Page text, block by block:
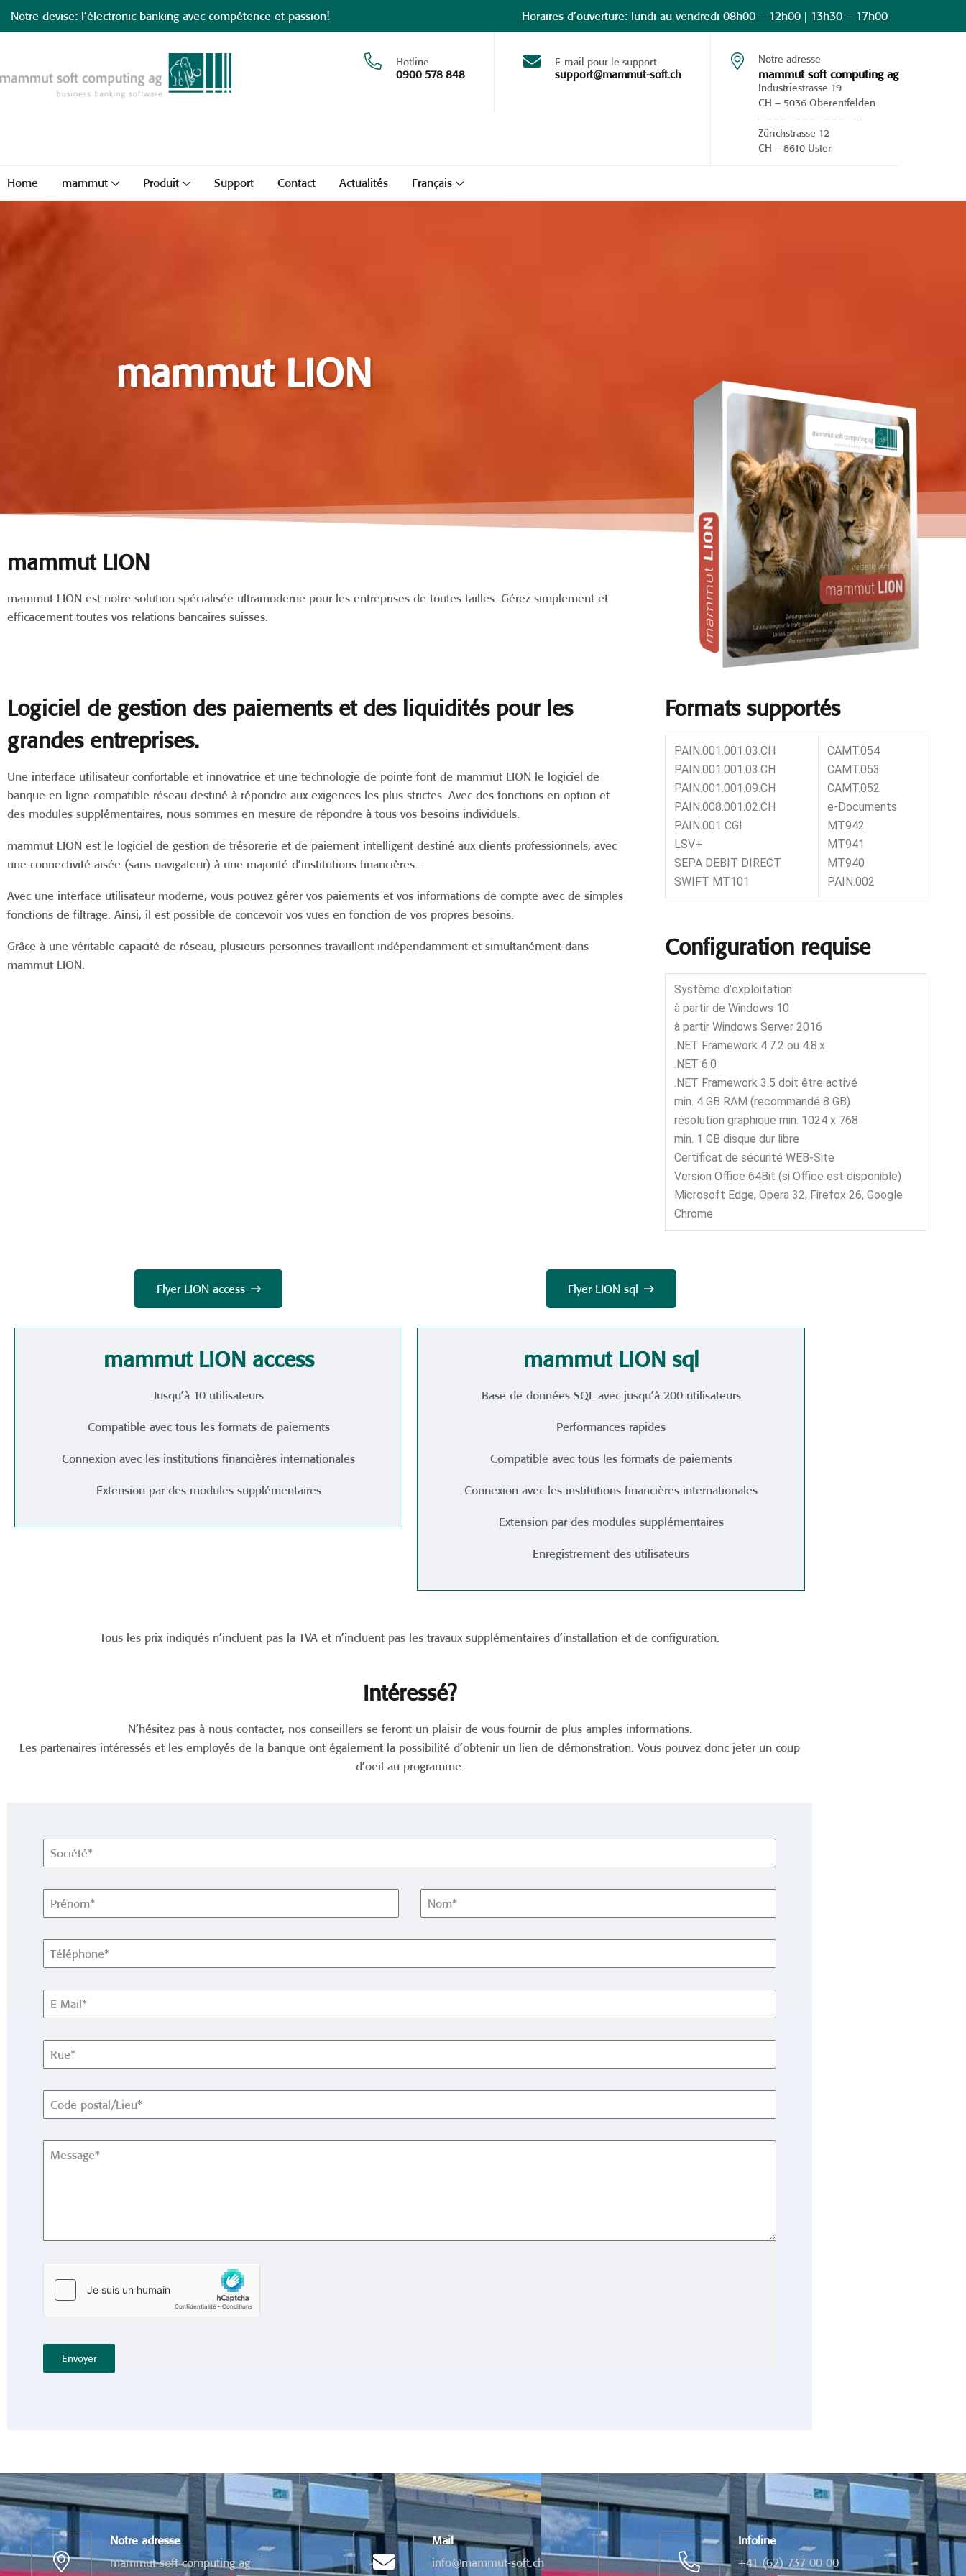
Notre devise: l’électronic banking avec compétence et passion! Horaires d’ouverture: lundi au vendredi 08h00 – 12h00 | 13h30 – 17h00
Hotline
0900 578 848
E-mail pour le support
support@mammut-soft.ch
Notre adresse
mammut soft computing ag
Industriestrasse 19
CH – 5036 Oberentfelden
——————————————-
Zürichstrasse 12
CH – 8610 Uster
Home mammut Produit Support Contact Actualités Français
mammut LION
mammut LION
mammut LION est notre solution spécialisée ultramoderne pour les entreprises de toutes tailles. Gérez simplement et
efficacement toutes vos relations bancaires suisses.
Logiciel de gestion des paiements et des liquidités pour les
grandes entreprises.
Une interface utilisateur confortable et innovatrice et une technologie de pointe font de mammut LION le logiciel de
banque en ligne compatible réseau destiné à répondre aux exigences les plus strictes. Avec des fonctions en option et
des modules supplémentaires, nous sommes en mesure de répondre à tous vos besoins individuels.
mammut LION est le logiciel de gestion de trésorerie et de paiement intelligent destiné aux clients professionnels, avec
une connectivité aisée (sans navigateur) à une majorité d’institutions financières. .
Avec une interface utilisateur moderne, vous pouvez gérer vos paiements et vos informations de compte avec de simples
fonctions de filtrage. Ainsi, il est possible de concevoir vos vues en fonction de vos propres besoins.
Grâce à une véritable capacité de réseau, plusieurs personnes travaillent indépendamment et simultanément dans
mammut LION.
Formats supportés
PAIN.001.001.03.CH
PAIN.001.001.03.CH
PAIN.001.001.09.CH
PAIN.008.001.02.CH
PAIN.001 CGI
LSV+
SEPA DEBIT DIRECT
SWIFT MT101
CAMT.054
CAMT.053
CAMT.052
e-Documents
MT942
MT941
MT940
PAIN.002
Configuration requise
Système d’exploitation:
à partir de Windows 10
à partir Windows Server 2016
.NET Framework 4.7.2 ou 4.8.x
.NET 6.0
.NET Framework 3.5 doit être activé
min. 4 GB RAM (recommandé 8 GB)
résolution graphique min. 1024 x 768
min. 1 GB disque dur libre
Certificat de sécurité WEB-Site
Version Office 64Bit (si Office est disponible)
Microsoft Edge, Opera 32, Firefox 26, Google
Chrome
Flyer LION access
mammut LION access
Jusqu’à 10 utilisateurs
Compatible avec tous les formats de paiements
Connexion avec les institutions financières internationales
Extension par des modules supplémentaires
Flyer LION sql
mammut LION sql
Base de données SQL avec jusqu’à 200 utilisateurs
Performances rapides
Compatible avec tous les formats de paiements
Connexion avec les institutions financières internationales
Extension par des modules supplémentaires
Enregistrement des utilisateurs
Tous les prix indiqués n’incluent pas la TVA et n’incluent pas les travaux supplémentaires d’installation et de configuration.
Intéressé?
N’hésitez pas à nous contacter, nos conseillers se feront un plaisir de vous fournir de plus amples informations.
Les partenaires intéressés et les employés de la banque ont également la possibilité d’obtenir un lien de démonstration. Vous pouvez donc jeter un coup
d’oeil au programme.
Envoyer
Notre adresse
mammut soft computing ag
Mail
info@mammut-soft.ch
Infoline
+41 (62) 737 00 00